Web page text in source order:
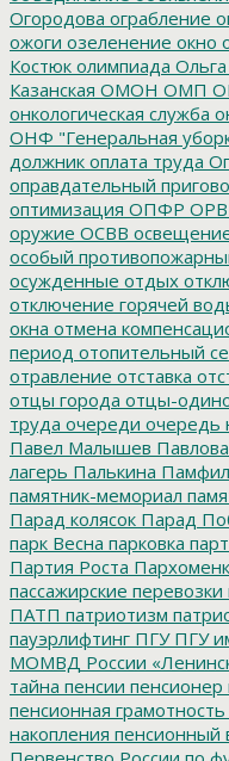
Огородова ограбление
ожоги озеленение окно
Костюк олимпиада
Казанская ОМОН ОМП
онкологическая служба
ОНФ "Генеральная
должник оплата труда
оправдательный
оптимизация ОПФР
оружие ОСВВ
особый
осужденные отдых
отключение горячей
окна отмена
период отопительный
отравление отставка
отцы города отцы-
труда очереди очередь
Павел Малышев Павлова
лагерь Палькина
памятник-мемориал
Парад колясок Парад
парк Весна парковка
Партия Роста
пассажирские перевозки
ПАТП патриотизм
пауэрлифтинг ПГУПГУ
МОМВД России
тайна пенсии пенсионер
пенсионная грамотность
накопления пенсионный